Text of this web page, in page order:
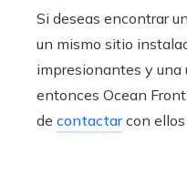
Si deseas encontrar
un mismo sitio
impresionantes y una
entonces Ocean
de contactarcon ellos